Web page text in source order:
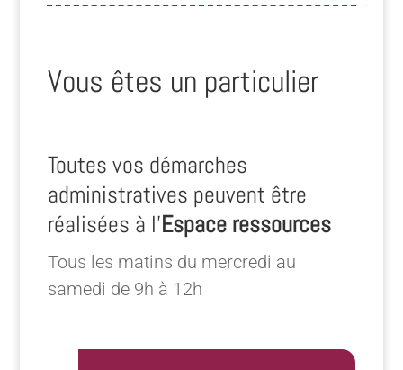
Vous êtes un particulier
Toutes vos démarches
administratives peuvent être
réalisées à l’Espace ressources
Tous les matins du mercredi au
samedi de 9h à 12h